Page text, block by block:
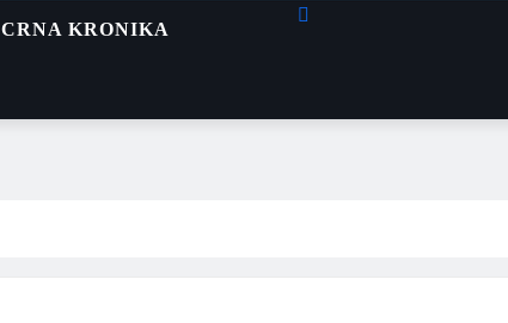
CRNA KRONIKA